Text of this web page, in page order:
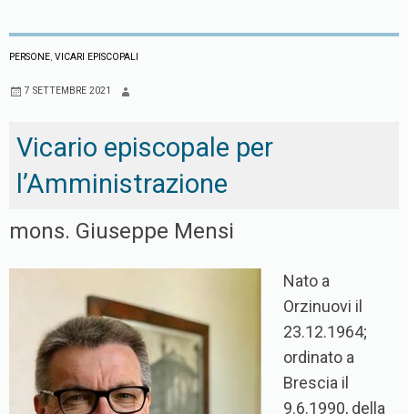
PERSONE, VICARI EPISCOPALI
7 SETTEMBRE 2021
Vicario episcopale per
l’Amministrazione
mons. Giuseppe Mensi
Nato a
Orzinuovi il
23.12.1964;
ordinato a
Brescia il
9.6.1990, della